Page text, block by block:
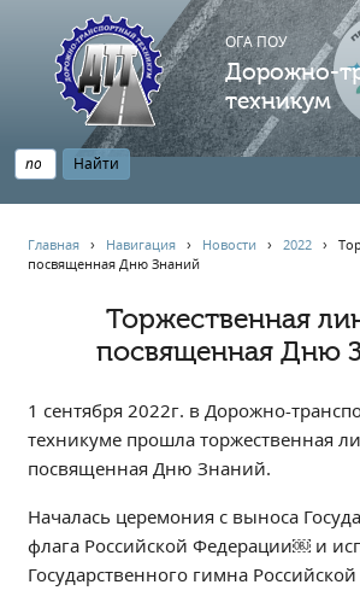
ОГА ПОУ
Дорожно-
техникум
НАВИГАЦИЯ
Главная
Профессионалитет
Опрос по качеству образования
Новости
Информация
Независимая оценка качества
Профориентация
Главная › Навигация › Новости ›2022 ›
посвященная Дню Знаний
Торжественная
посвященная Дню
1 сентября 2022г. в Дорожно-
техникуме прошла торжественная
посвященная Дню Знаний.
Началась церемония с выноса
флага Российской Федерации￼ и
Государственного гимна